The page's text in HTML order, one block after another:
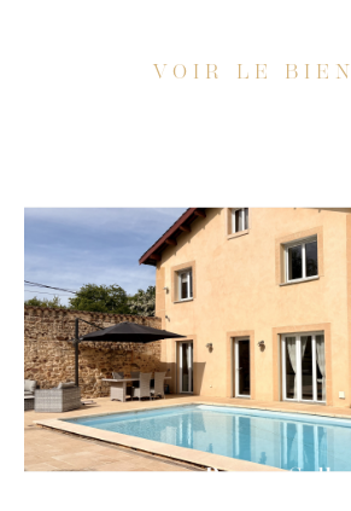
VOIR LE BIEN